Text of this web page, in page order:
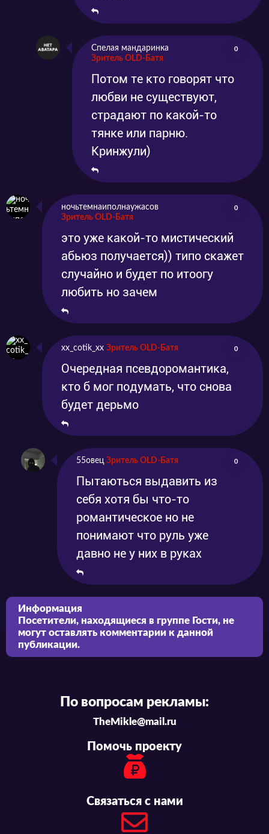
Спелая мандаринка
Зритель OLD-Батя
0
Потом те кто говорят что
любви не существуют,
страдают по какой-то
тянке или парню.
Кринжули)
ночьтемнаиполнаужасов
Зритель OLD-Батя
0
это уже какой-то мистический
абьюз получается)) типо скажет
случайно и будет по итоогу
любить но зачем
xx_cotik_xx Зритель OLD-Батя 0
Очередная псевдоромантика,
кто б мог подумать, что снова
будет дерьмо
55овец Зритель OLD-Батя 0
Пытаються выдавить из
себя хотя бы что-то
романтическое но не
понимают что руль уже
давно не у них в руках
Информация
Посетители, находящиеся в группе Гости, не
могут оставлять комментарии к данной
публикации.
По вопросам рекламы:
TheMikle@mail.ru
Помочь проекту
Связаться с нами